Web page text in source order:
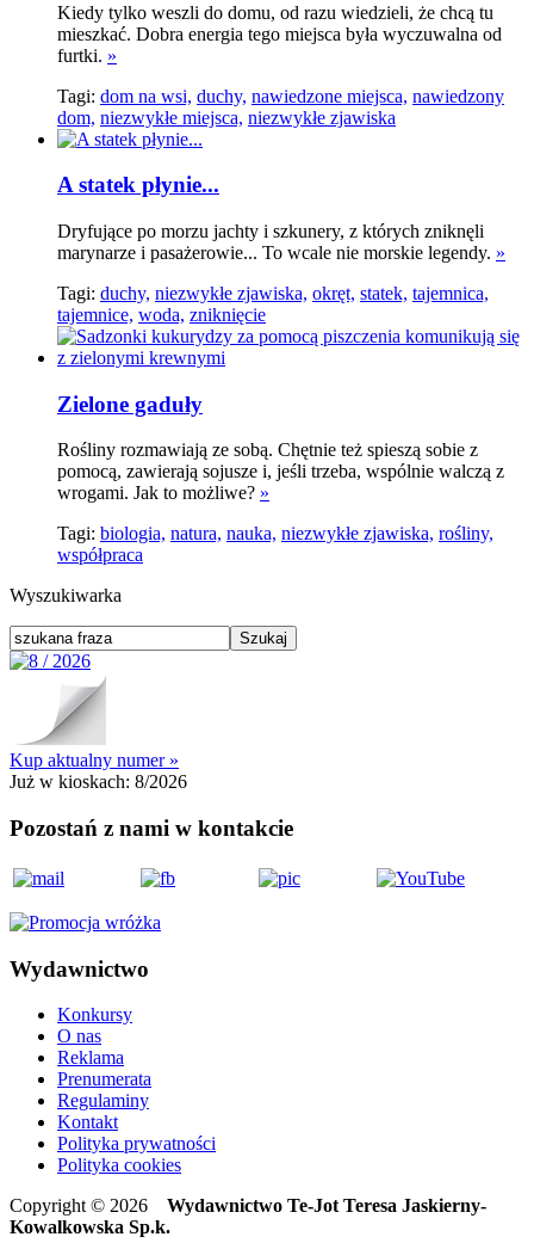
Kiedy tylko weszli do domu, od razu wiedzieli, że chcą tu
mieszkać. Dobra energia tego miejsca była wyczuwalna od
furtki. »
Tagi: dom na wsi, duchy, nawiedzone miejsca, nawiedzony
dom, niezwykłe miejsca, niezwykłe zjawiska
A statek płynie...
Dryfujące po morzu jachty i szkunery, z których zniknęli
marynarze i pasażerowie... To wcale nie morskie legendy. »
Tagi: duchy, niezwykłe zjawiska, okręt, statek, tajemnica,
tajemnice, woda, zniknięcie
Zielone gaduły
Rośliny rozmawiają ze sobą. Chętnie też spieszą sobie z
pomocą, zawierają sojusze i, jeśli trzeba, wspólnie walczą z
wrogami. Jak to możliwe? »
Tagi: biologia, natura, nauka, niezwykłe zjawiska, rośliny,
współpraca
Wyszukiwarka
Kup aktualny numer »
Już w kioskach: 8/2026
Pozostań z nami w kontakcie
Wydawnictwo
Konkursy
O nas
Reklama
Prenumerata
Regulaminy
Kontakt
Polityka prywatności
Polityka cookies
Copyright © 2026 Wydawnictwo Te-Jot Teresa Jaskierny-
Kowalkowska Sp.k.